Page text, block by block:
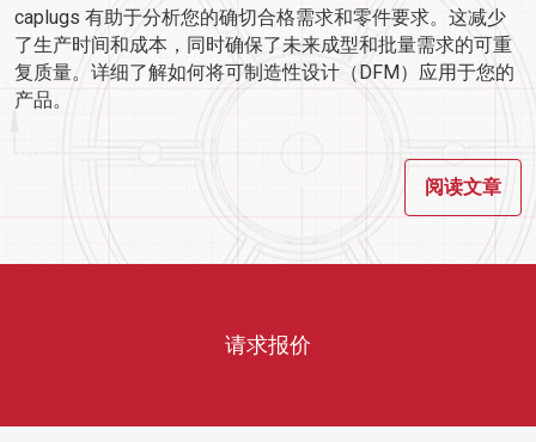
caplugs 有助于分析您的确切合格需求和零件要求。这减少
了生产时间和成本，同时确保了未来成型和批量需求的可重
复质量。详细了解如何将可制造性设计（DFM）应用于您的
产品。
阅读文章
请求报价